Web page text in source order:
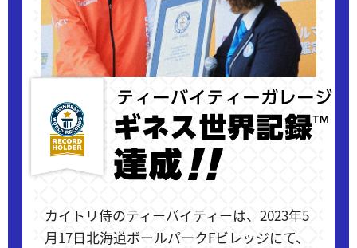
カイトリ侍のティーバイティーは、2023年5
月17日北海道ボールパークFビレッジにて、